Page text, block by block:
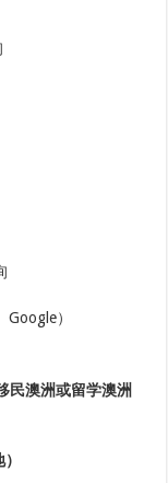
）
民澳洲或留学澳洲